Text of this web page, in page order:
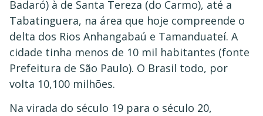
Badaró) à de Santa Tereza (do Carmo), até a
Tabatinguera, na área que hoje compreende o
delta dos Rios Anhangabaú e Tamanduateí. A
cidade tinha menos de 10 mil habitantes (fonte
Prefeitura de São Paulo). O Brasil todo, por
volta 10,100 milhões.
Na virada do século 19 para o século 20,